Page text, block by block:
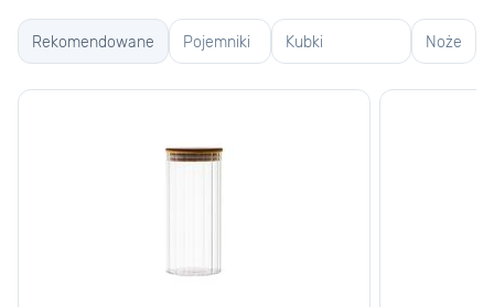
Rekomendowane Pojemniki
szklane
Kubki
termiczne i
Noże